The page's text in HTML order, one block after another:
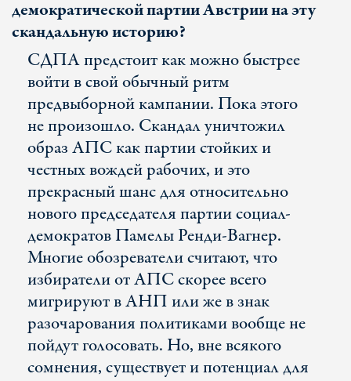
демократической партии Австрии на эту
скандальную историю?
СДПА предстоит как можно быстрее
войти в свой обычный ритм
предвыборной кампании. Пока этого
не произошло. Скандал уничтожил
образ АПС как партии стойких и
честных вождей рабочих, и это
прекрасный шанс для относительно
нового председателя партии социал-
демократов Памелы Ренди-Вагнер.
Многие обозреватели считают, что
избиратели от АПС скорее всего
мигрируют в АНП или же в знак
разочарования политиками вообще не
пойдут голосовать. Но, вне всякого
сомнения, существует и потенциал для